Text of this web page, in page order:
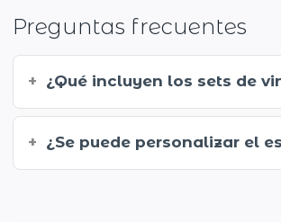
Preguntas frecuentes
¿Qué incluyen los sets de
¿Se puede personalizar el